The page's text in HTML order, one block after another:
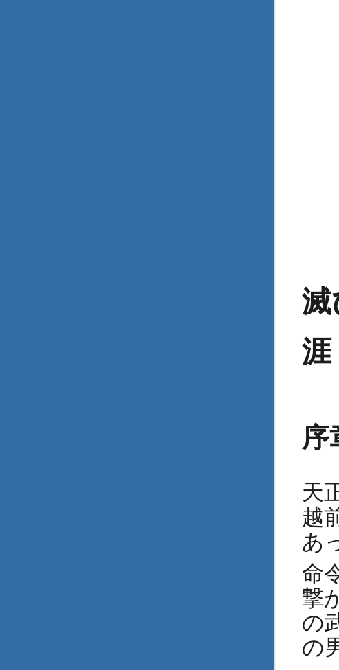
滅
涯
序
天
越
あ
命
撃
の
の